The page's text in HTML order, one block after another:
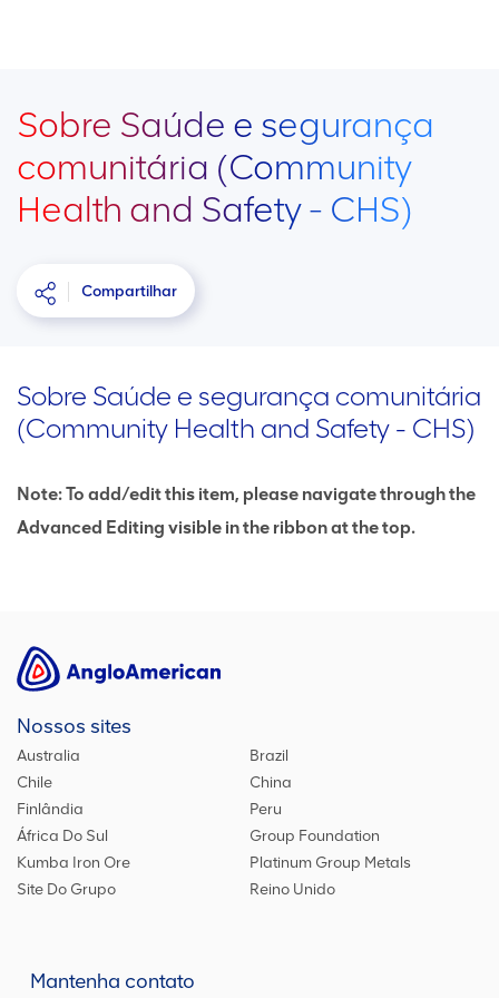
Sobre Saúde e segurança
comunitária (Community
Health and Safety - CHS)
Compartilhar
Sobre Saúde e segurança comunitária
(Community Health and Safety - CHS)
Note: To add/edit this item, please navigate through the
Advanced Editing visible in the ribbon at the top.
Nossos sites
Australia
Brazil
Chile
China
Finlândia
Peru
África Do Sul
Group Foundation
Kumba Iron Ore
Platinum Group Metals
Site Do Grupo
Reino Unido
Mantenha contato